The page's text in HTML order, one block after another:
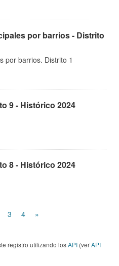
por barrios - Distrito
por barrios. Distrito 1
9 - Histórico 2024
8 - Histórico 2024
3 4 »
registro utilizando losAPI (verAPI